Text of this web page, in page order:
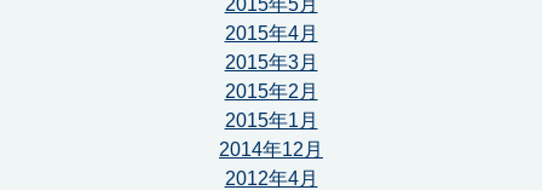
2015年5月
2015年4月
2015年3月
2015年2月
2015年1月
2014年12月
2012年4月